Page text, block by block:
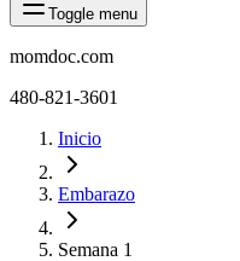
Toggle menu
momdoc.com
480-821-3601
Inicio
Embarazo
Semana 1